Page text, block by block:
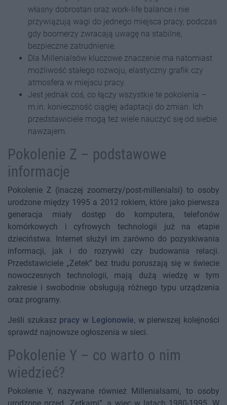
własny dobrostan oraz work-life balance i nie
przywiązują wagi do jednego miejsca pracy, podczas
gdy boomerzy zwracają uwagę na stabilne,
bezpieczne zatrudnienie.
Dla Millenialsów kluczowe znaczenie ma natomiast
możliwość stałego rozwoju, elastyczny grafik czy
atmosfera w miejscu pracy.
Jest jednak coś, co łączy wszystkie te pokolenia –
m.in. konieczność ciągłej adaptacji do zmian. Ich
przedstawiciele mogą też wiele nauczyć się od siebie
nawzajem.
Pokolenie Z – podstawowe
informacje
Pokolenie Z (inaczej zoomerzy/post-millenialsi) to osoby
urodzone między 1995 a 2012 rokiem, które jako pierwsza
generacja miały dostęp do komputera, telefonów
komórkowych i cyfrowych technologii już na etapie
dzieciństwa. Internet służył im zarówno do pozyskiwania
informacji, jak i do rozrywki czy budowania relacji.
Przedstawiciele „Zetek” bez trudu poruszają się w świecie
nowoczesnych technologii, mają dużą wiedzę w tym
zakresie i swobodnie obsługują różnego typu urządzenia
oraz programy.
Jeśli szukasz pracy w Legionowie, w pierwszej kolejności
sprawdź najnowsze ogłoszenia w sieci.
Pokolenie Y – co warto o nim
wiedzieć?
Pokolenie Y, nazywane również Millenialsami, to osoby